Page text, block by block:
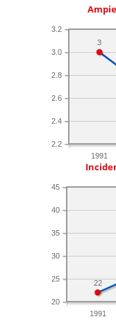
1991
2.2
2.4
2.6
2.8
3.0
3.2
3
1991
20
25
30
35
40
45
22